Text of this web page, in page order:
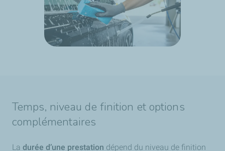
Temps, niveau de finition et options
complémentaires
La durée d’une prestation dépend du niveau de finition